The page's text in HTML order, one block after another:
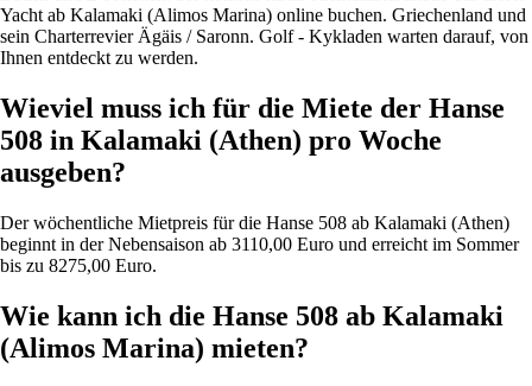
Yacht ab Kalamaki (Alimos Marina) online buchen. Griechenland und
sein Charterrevier Ägäis / Saronn. Golf - Kykladen warten darauf, von
Ihnen entdeckt zu werden.
Wieviel muss ich für die Miete der Hanse
508 in Kalamaki (Athen) pro Woche
ausgeben?
Der wöchentliche Mietpreis für die Hanse 508 ab Kalamaki (Athen)
beginnt in der Nebensaison ab 3110,00 Euro und erreicht im Sommer
bis zu 8275,00 Euro.
Wie kann ich die Hanse 508 ab Kalamaki
(Alimos Marina) mieten?